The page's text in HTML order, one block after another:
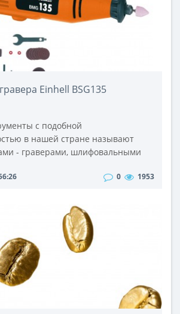
Einhell BSG135
с подобной
в нашей стране называют
- граверами, шлифовальными
инструментом. Моддеры,
в виде дремелямя – как
известной фирмы DREMEL,
стала серийно выпускать
инструментов..
0 1953